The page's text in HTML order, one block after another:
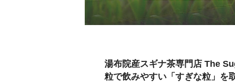
湯布院産スギナ茶専門店 The
粒で飲みやすい「すぎな粒」を